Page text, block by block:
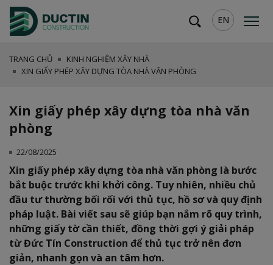
EN
TRANG CHỦ
KINH NGHIỆM XÂY NHÀ
XIN GIẤY PHÉP XÂY DỰNG TÒA NHÀ VĂN PHÒNG
Xin giấy phép xây dựng tòa nhà văn
phòng
22/08/2025
Xin giấy phép xây dựng tòa nhà văn phòng là bước
bắt buộc trước khi khởi công. Tuy nhiên, nhiều chủ
đầu tư thường bối rối với thủ tục, hồ sơ và quy định
pháp luật. Bài viết sau sẽ giúp bạn nắm rõ quy trình,
những giấy tờ cần thiết, đồng thời gợi ý giải pháp
từ Đức Tín Construction để thủ tục trở nên đơn
giản, nhanh gọn và an tâm hơn.